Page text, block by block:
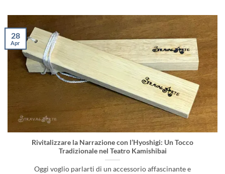
Rivitalizzare la Narrazione con l’Hyoshigi: Un Tocco
Tradizionale nel Teatro Kamishibai
Oggi voglio parlarti di un accessorio affascinante e
28
Apr